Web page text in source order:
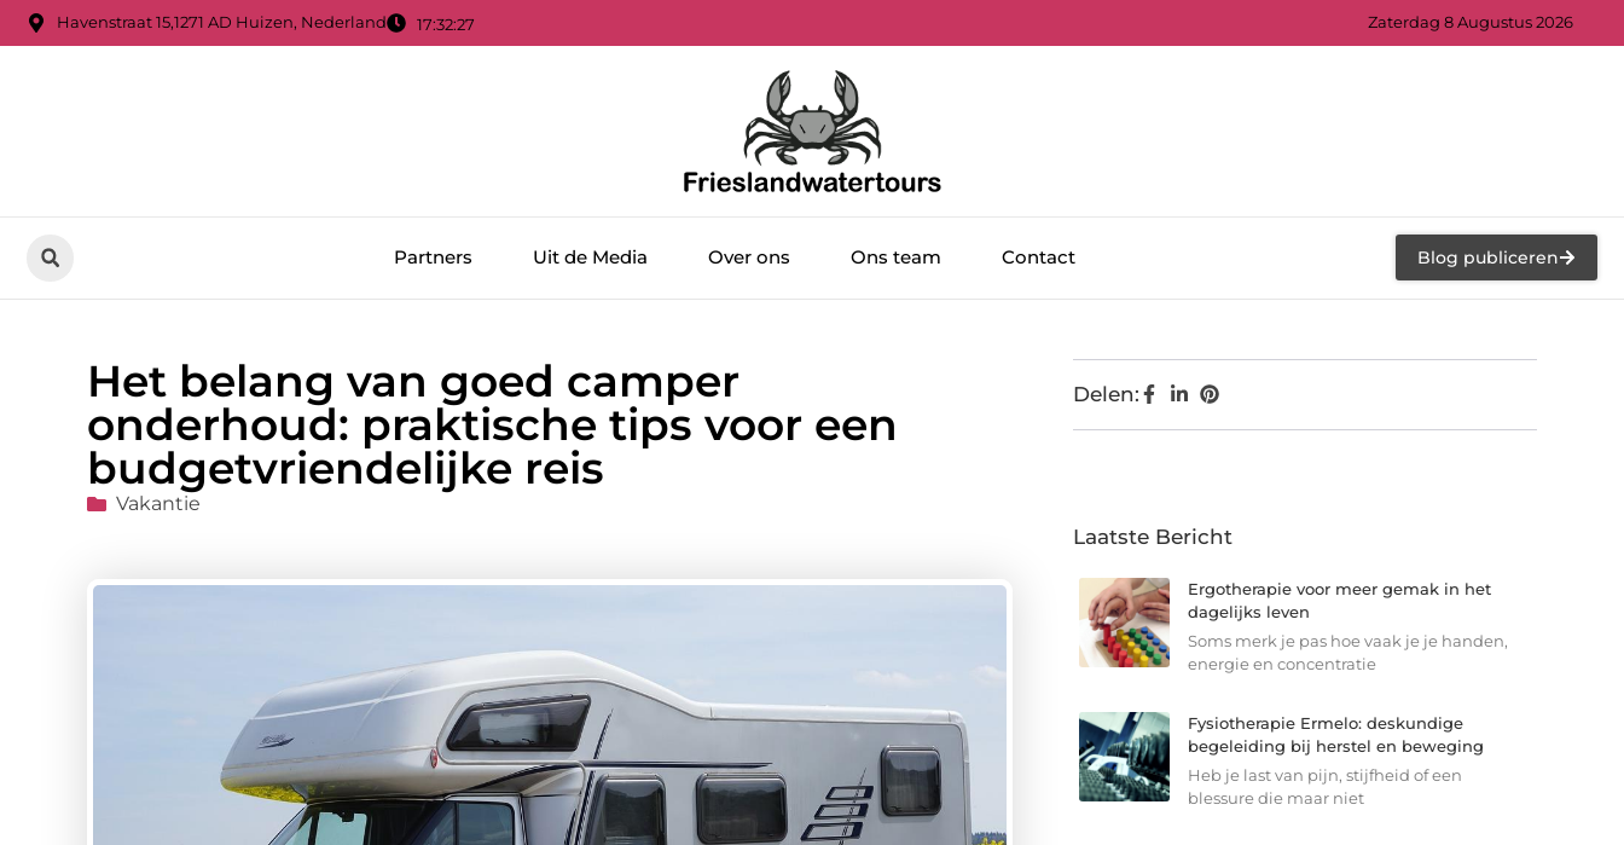
Havenstraat 15,1271 AD Huizen, Nederland 17:32:29 Zaterdag 8 Augustus 2026
Partners Uit de Media Over ons Ons team Contact Blog publiceren
Het belang van goed camper
onderhoud: praktische tips voor een
budgetvriendelijke reis
Vakantie
Delen:
Laatste Bericht
Ergotherapie voor meer gemak in het
dagelijks leven
Soms merk je pas hoe vaak je je handen,
energie en concentratie
Fysiotherapie Ermelo: deskundige
begeleiding bij herstel en beweging
Heb je last van pijn, stijfheid of een
blessure die maar niet